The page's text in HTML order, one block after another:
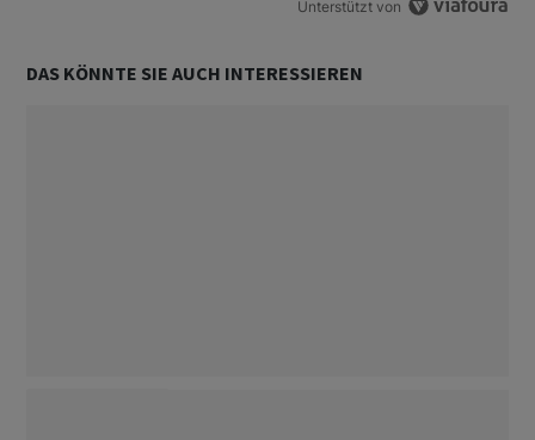
Unterstützt von
DAS KÖNNTE SIE AUCH INTERESSIEREN